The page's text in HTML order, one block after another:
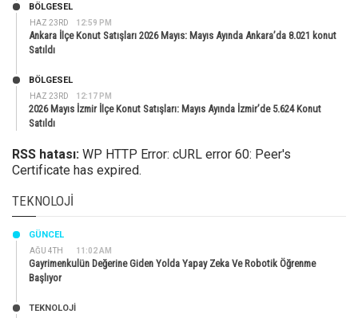
HAZ 23RD 12:59 PM
BÖLGESEL
Ankara İlçe Konut Satışları 2026 Mayıs: Mayıs Ayında Ankara’da 8.021 konut
Satıldı
HAZ 23RD 12:17 PM
BÖLGESEL
2026 Mayıs İzmir İlçe Konut Satışları: Mayıs Ayında İzmir’de 5.624 Konut
Satıldı
RSS hatası: WP HTTP Error: cURL error 60: Peer's
Certificate has expired.
TEKNOLOJI
AĞU 4TH 11:02 AM
GÜNCEL
Gayrimenkulün Değerine Giden Yolda Yapay Zeka Ve Robotik Öğrenme
Başlıyor
TEKNOLOJİ